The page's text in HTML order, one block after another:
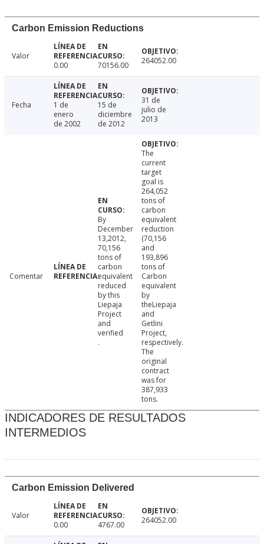
Carbon Emission Reductions
Valor
0.00
70156.00 264052.00
Fecha
1 de
enero
de 2002
15 de
diciembre
de 2012
31 de
julio de
2013
Comentar
By
December
13,2012,
70,156
tons of
carbon
equivalent
reduced
by this
Liepaja
Project
and
verified
.
The
current
target
goal is
264,052
tons of
carbon
equivalent
reduction
(70,156
and
193,896
tons of
Carbon
equivalent
by
theLiepaja
and
Getlini
Project,
respectively.
The
original
contract
was for
387,933
tons.
INDICADORES DE RESULTADOS
INTERMEDIOS
Carbon Emission Delivered
Valor
0.00
4767.00 264052.00